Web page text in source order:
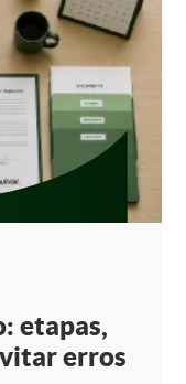
DESCUBRA
etapas,
erros